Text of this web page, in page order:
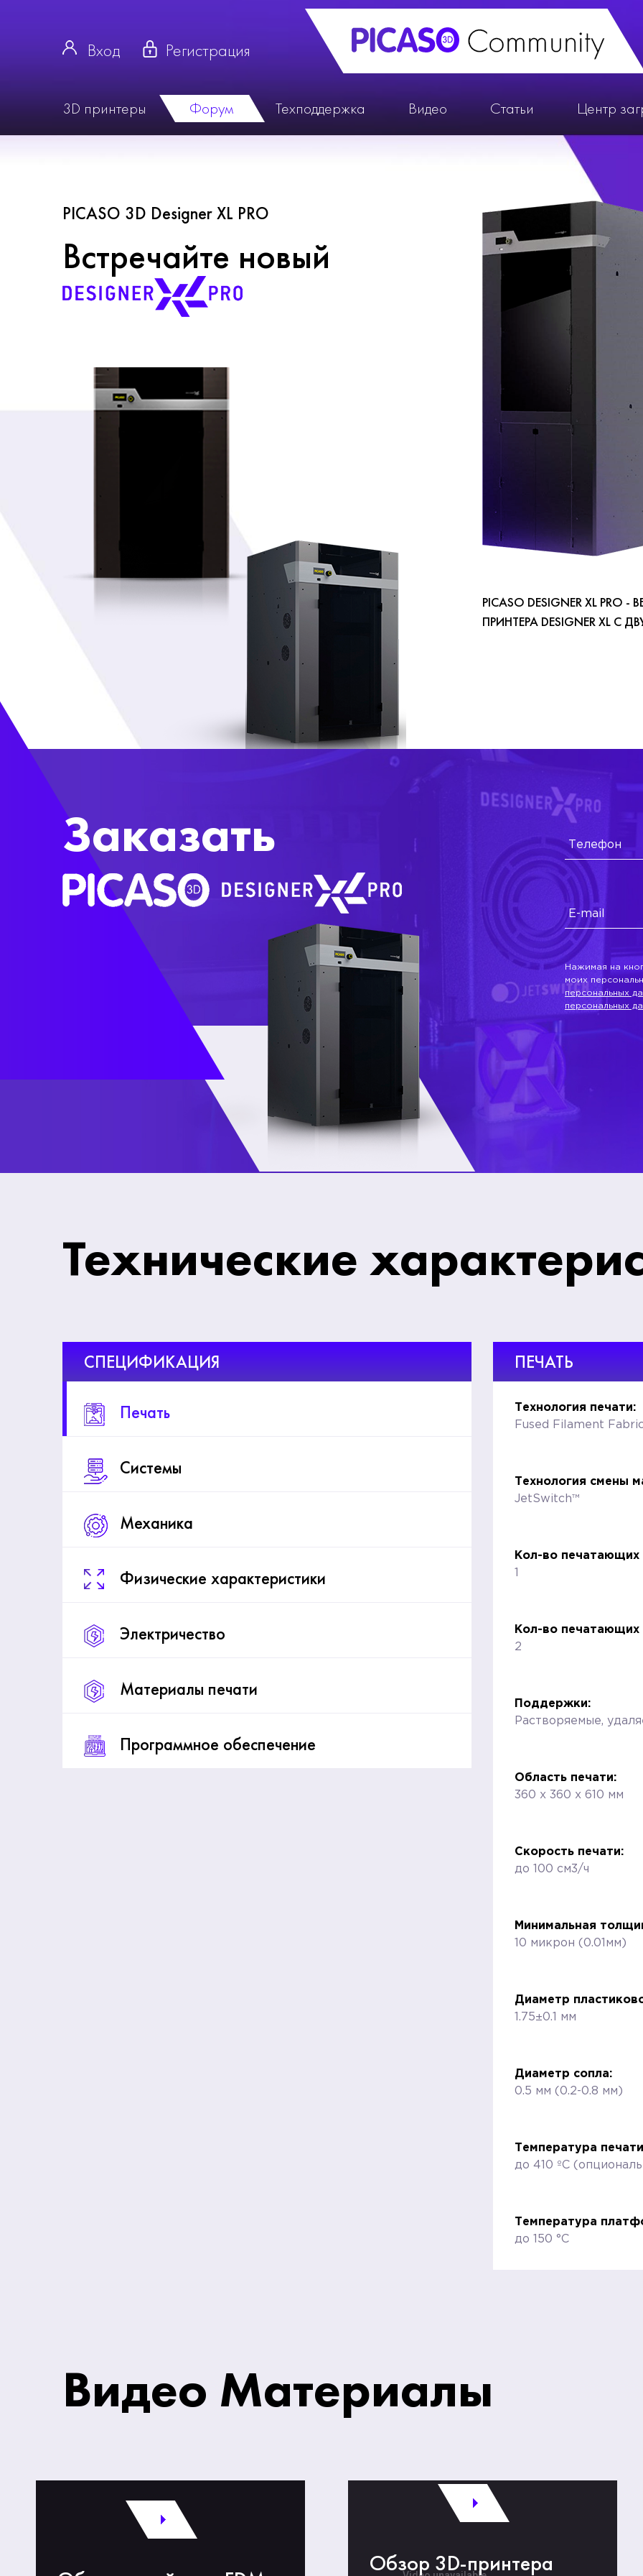
Вход Регистрация
3D принтеры Форум Техподдержка Видео Статьи Центр
PICASO 3D Designer XL PRO
Встречайте новый
PICASO DESIGNER XL
ПРИНТЕРА DESIGNER XL С
Заказать
Нажимая на
моих
персональных
персональных
Технические
СПЕЦИФИКАЦИЯ
Печать
Системы
Механика
Физические характеристики
Электричество
Материалы печати
Программное обеспечение
ПЕЧАТЬ
Технология печати:
Fused Filament
Технология смены
JetSwitch™
Кол-во печатающих
Кол-во печатающих
2
Поддержки:
Растворяемые,
Область печати:
360 х 360 х 610 мм
Скорость печати:
до 100 см3/ч
Минимальная
10 микрон (0.01мм)
Диаметр
1.75±0.1 мм
Диаметр сопла:
0.5 мм (0.2-0.8 мм)
Температура
до 410 ºC
Температура
до 150 °C
Видео Материалы
Обзор 3D-принтера